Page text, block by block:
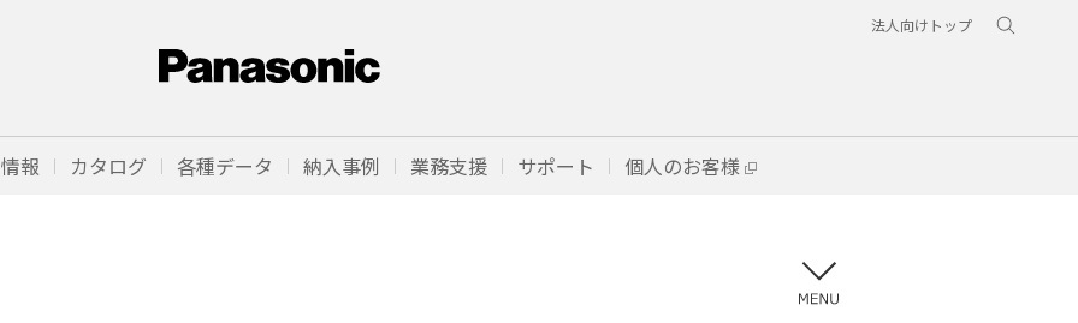
法人向けトップ
報 カタログ 各種データ 納入事例 業務支援 サポート 個人のお客様